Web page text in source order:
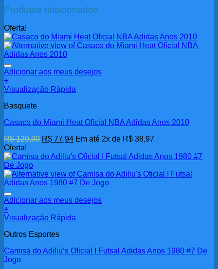
Produtos relacionados
Oferta!
Adicionar aos meus desejos
+
Visualização Rápida
Basquete
Casaco do Miami Heat Oficial NBA Adidas Anos 2010
R$129,90 O
original
R$ 129,90.
R$ 77,94O
atual
R$ 77,94.
Em até 2x de R$ 38,97
Oferta!
Adicionar aos meus desejos
+
Visualização Rápida
Outros Esportes
Camisa do Adiliu’s Oficial I Futsal Adidas Anos 1980 #7 De
Jogo